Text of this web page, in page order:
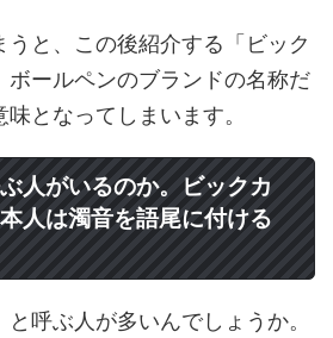
うと、この後紹介する「ビック
ボールペンのブランドの名称だ
となってしまいます。
人がいるのか。ビックカ
人は濁音を語尾に付ける
呼ぶ人が多いんでしょうか。